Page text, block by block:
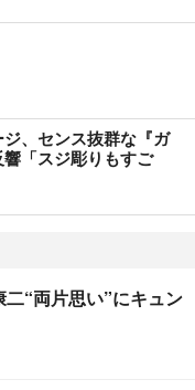
、センス抜群な『ガ
「スジ彫りもすご
“両片思い”にキュン